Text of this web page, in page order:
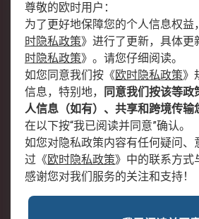
关于欧时
欧时销售条款
账户
企业集团
全球
关于我们
新闻
加入我们
尊敬的欧时用户：
为了更好地保障您的个人信息权益
时隐私政策》 进行了更新，具体更
时隐私政策》 。请您仔细阅读。
如您同意我们按 《欧时隐私政策》
信息，特别地，
同意我们按该等
人信息（如有）、共享和跨境传输
在以下按“我已阅读并同意”确认。
如您对隐私政策内容有任何疑问、
过 《欧时隐私政策》 中的联系方式
感谢您对我们服务的关注和支持！